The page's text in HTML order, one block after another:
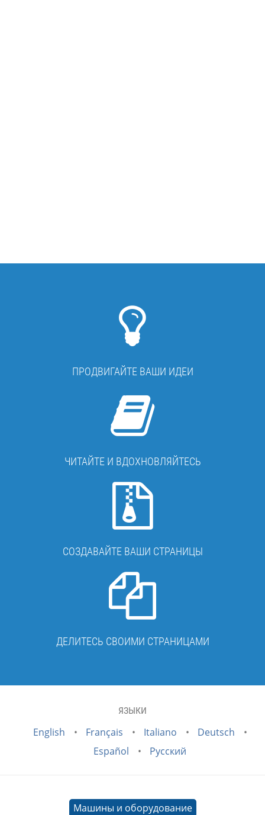
ПРОДВИГАЙТЕ ВАШИ ИДЕИ
ЧИТАЙТЕ И ВДОХНОВЛЯЙТЕСЬ
СОЗДАВАЙТЕ ВАШИ СТРАНИЦЫ
ДЕЛИТЕСЬ СВОИМИ СТРАНИЦАМИ
ЯЗЫКИ
English Français Italiano
Deutsch
Español
Русский
Машины и оборудование